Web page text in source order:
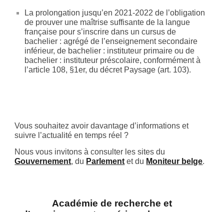
La prolongation jusqu’en 2021-2022 de l’obligation
de prouver une maîtrise suffisante de la langue
française pour s’inscrire dans un cursus de
bachelier : agrégé de l’enseignement secondaire
inférieur, de bachelier : instituteur primaire ou de
bachelier : instituteur préscolaire, conformément à
l’article 108, §1er, du décret Paysage (art. 103).
Vous souhaitez avoir davantage d’informations et
suivre l’actualité en temps réel ?
Nous vous invitons à consulter les sites du
Gouvernement, du Parlement et du Moniteur belge.
Académie de recherche et